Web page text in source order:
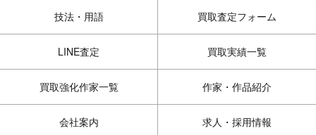
技法・用語 買取査定フォーム
LINE査定 買取実績一覧
買取強化作家一覧 作家・作品紹介
会社案内 求人・採用情報